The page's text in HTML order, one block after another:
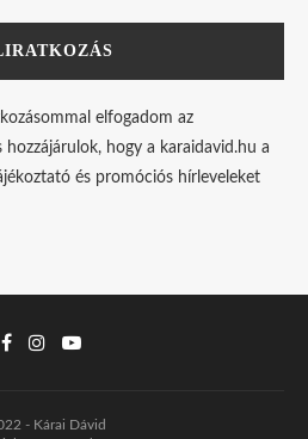
elfogadom az
hozzájárulok, hogy a karaidavid.hu a
és promóciós hírleveleket
- Kárai Dávid